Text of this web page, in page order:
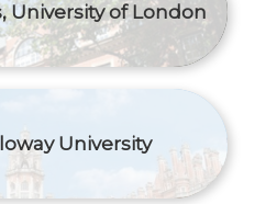
University of London
University